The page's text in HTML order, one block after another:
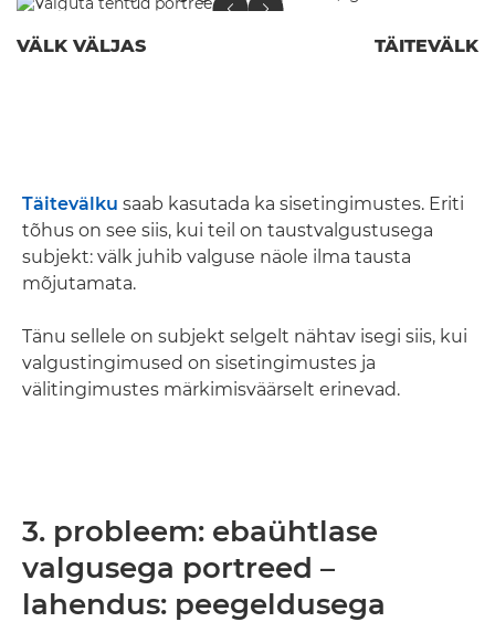
VÄLK VÄLJAS TÄITEVÄLK
Täitevälku saab kasutada ka sisetingimustes. Eriti
tõhus on see siis, kui teil on taustvalgustusega
subjekt: välk juhib valguse näole ilma tausta
mõjutamata.
Tänu sellele on subjekt selgelt nähtav isegi siis, kui
valgustingimused on sisetingimustes ja
välitingimustes märkimisväärselt erinevad.
3. probleem: ebaühtlase
valgusega portreed –
lahendus: peegeldusega